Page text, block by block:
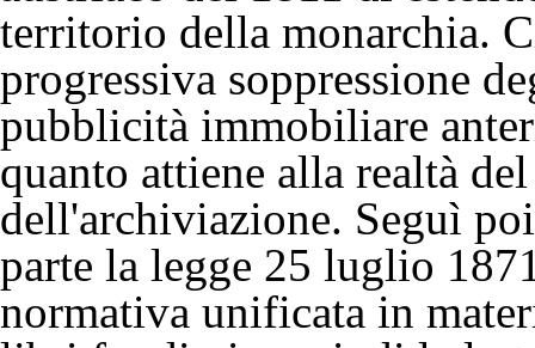
territorio della monarchia.
progressiva soppressione
pubblicità immobiliare
quanto attiene alla realtà
dell'archiviazione. Seguì
parte la legge 25 luglio
normativa unificata in